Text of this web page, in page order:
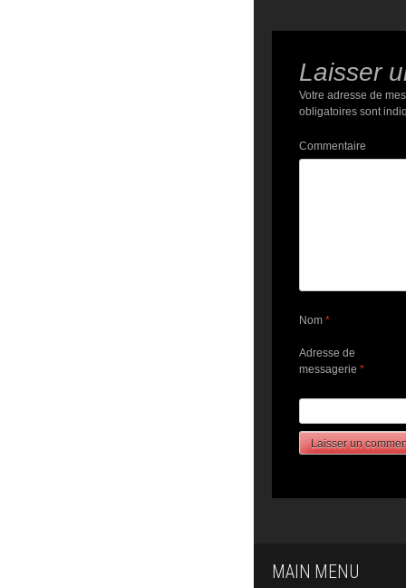
Laisser
Votre adresse de
obligatoires sont
Commentaire
Nom *
Adresse de
messagerie *
MAIN MENU